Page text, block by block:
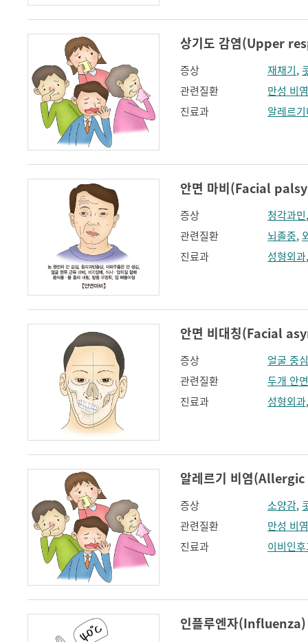
상기도 감염(Upper
증상 재채기,
관련질환
만성 비
진료과
알레르
안면 마비(Facial
증상 청각과민
관련질환
뇌졸중,
진료과
성형외과
안면 비대칭(Facial
증상
얼굴 중
관련질환
두개 안
진료과
성형외과
알레르기 비염
증상 소양감,
관련질환
만성 비
진료과
이비인
인플루엔자(Influenza)